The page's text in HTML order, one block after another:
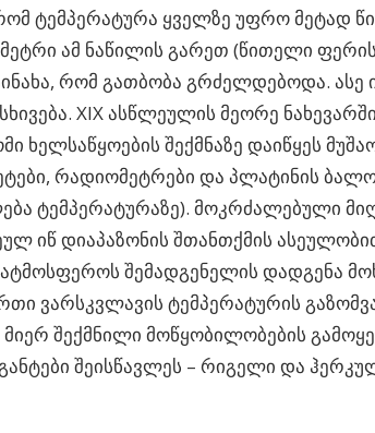
ტემპერატურა ყველზე უფრო მეტად
ამ ნაწილის გარეთ (წითელი
რომ გათბობა გრძელდებოდა. ასე
XIX ასწლეულის მეორე
ხელსაწყოების შექმნაზე დაიწყეს
რადიომეტრები და პლატინის
ტემპერატურაზე). მოკრძალებული
იწ დიაპაზონის შთანთქმის
შემადგენელის დადგენა
ვარსკვლავის ტემპერატურის
შექმნილი მოწყობილობების
შეისწავლეს – რიგელი და